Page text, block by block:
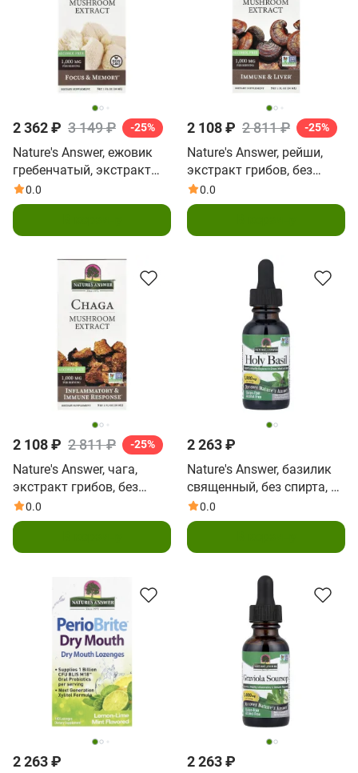
2 362 ₽ 3 149 ₽ -25%
Nature's Answer, ежовик
гребенчатый, экстракт
грибов, без спирта, 30 мл
(1 жидк. унция)
0.0
2 108 ₽ 2 811 ₽ -25%
Nature's Answer, рейши,
экстракт грибов, без
спирта, 30 мл (1 жидк.
унция)
0.0
2 108 ₽ 2 811 ₽ -25%
Nature's Answer, чага,
экстракт грибов, без
спирта, 30 мл (1 жидк.
унция)
0.0
2 263 ₽
Nature's Answer, базилик
священный, без спирта, 30
мл (1 жидк. унция)
0.0
2 263 ₽ 2 263 ₽